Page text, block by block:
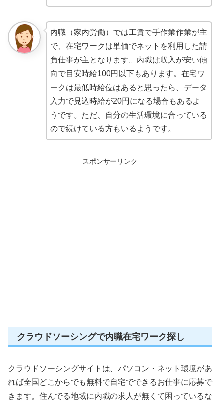
内職（家内労働）では工賃で手作業作業が主
で、在宅ワークは単価でネットを利用した請
負仕事が主となります。内職は収入が安い傾
向で目安時給100円以下もあります。在宅ワ
ークは最低時給位はあると思ったら、データ
入力で見込時給が20円になる場合もあるよ
うです。ただ、自分の生活環境に合っている
ので続けている方もいるようです。
スポンサーリンク
クラウドソーシングで内職在宅ワーク探し
クラウドソーシングサイトは、パソコン・ネット環境があ
れば全国どこからでも無料で自宅でできるお仕事に応募で
きます。住んでる地域に内職の求人が無くて困っているな